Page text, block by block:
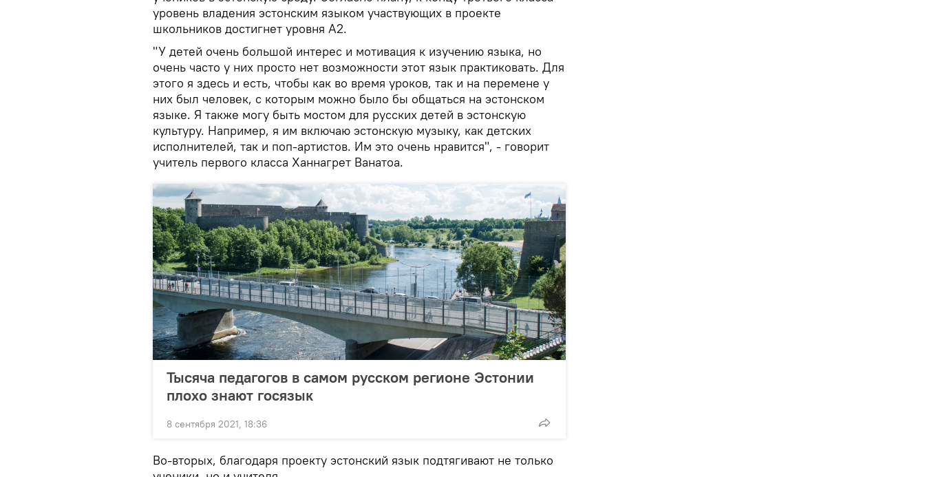
уровень владения эстонским языком участвующих в проекте
школьников достигнет уровня А2.
"У детей очень большой интерес и мотивация к изучению языка, но
очень часто у них просто нет возможности этот язык практиковать. Для
этого я здесь и есть, чтобы как во время уроков, так и на перемене у
них был человек, с которым можно было бы общаться на эстонском
языке. Я также могу быть мостом для русских детей в эстонскую
культуру. Например, я им включаю эстонскую музыку, как детских
исполнителей, так и поп-артистов. Им это очень нравится", - говорит
учитель первого класса Ханнагрет Ванатоа.
Тысяча педагогов в самом русском регионе Эстонии
плохо знают госязык
8 сентября 2021, 18:36
Во-вторых, благодаря проекту эстонский язык подтягивают не только